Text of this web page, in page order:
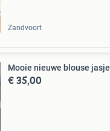
Zandvoort
Mooie nieuwe blouse jasje
€ 35,00